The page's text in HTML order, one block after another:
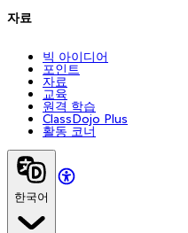
자료
빅 아이디어
포인트
자료
교육
원격 학습
ClassDojo Plus
활동 코너
한국어